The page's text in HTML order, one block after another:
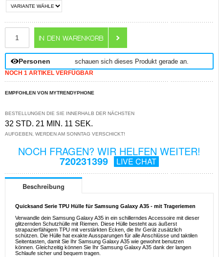
Personen schauen sich dieses Produkt gerade an.
NOCH 1 ARTIKEL VERFÜGBAR
EMPFOHLEN VON MYTRENDYPHONE
BESTELLUNGEN DIE SIE INNERHALB DER NÄCHSTEN
32 STD. 21 MIN. 10 SEK.
AUFGEBEN, WERDEN AM SONNTAG VERSCHICKT!
NOCH FRAGEN? WIR HELFEN WEITER!
720231399 LIVE CHAT
Beschreibung
Quicksand Serie TPU Hülle für Samsung Galaxy A35 - mit Trageriemen
Verwandle dein Samsung Galaxy A35 in ein schillerndes Accessoire mit dieser
glitzernden Schutzhülle mit Riemen. Diese Hülle besteht aus äußerst
strapazierfähigem TPU mit verstärkten Ecken, die Ihr Gerät zusätzlich
schützen. Die Hülle hat exakte Aussparungen für alle Anschlüsse und taktilen
Seitentasten, damit Sie Ihr Samsung Galaxy A35 wie gewohnt benutzen
können. Gleichzeitig können Sie Ihr Samsung Galaxy A35 dank der langen
Schlaufe sicher und bequem tragen.